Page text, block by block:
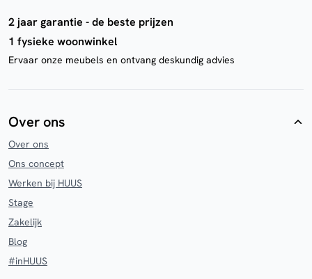
2 jaar garantie - de beste prijzen
1 fysieke woonwinkel
Ervaar onze meubels en ontvang deskundig advies
Over ons
Over ons
Ons concept
Werken bij HUUS
Stage
Zakelijk
Blog
#inHUUS